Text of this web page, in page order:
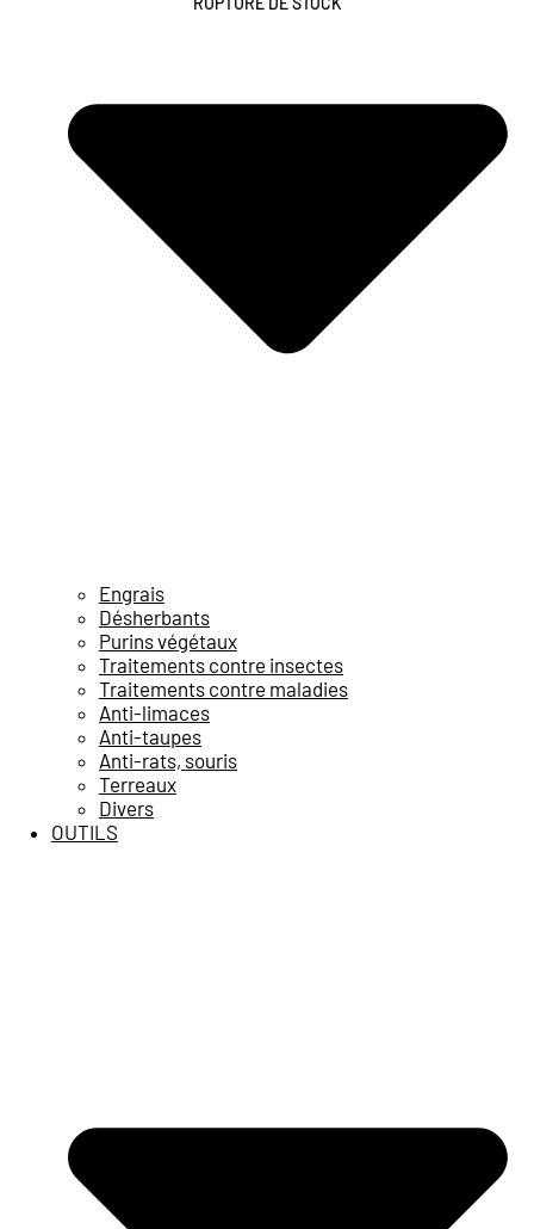
Engrais
Désherbants
Purins végétaux
Traitements contre insectes
Traitements contre maladies
Anti-limaces
Anti-taupes
Anti-rats, souris
Terreaux
Divers
OUTILS